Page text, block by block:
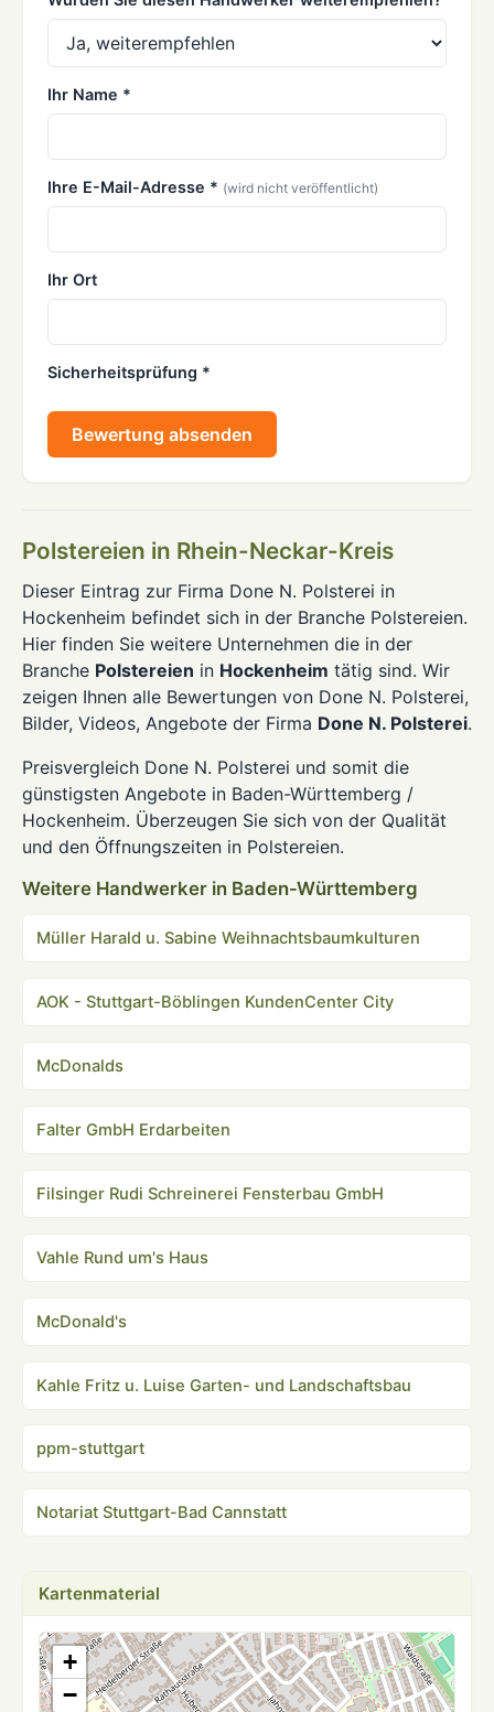
Ihr Name *
Ihre E-Mail-Adresse * (wird nicht veröffentlicht)
Ihr Ort
Sicherheitsprüfung *
Bewertung absenden
Polstereien in Rhein-Neckar-Kreis
Dieser Eintrag zur Firma Done N. Polsterei in
Hockenheim befindet sich in der Branche Polstereien.
Hier finden Sie weitere Unternehmen die in der
Branche Polstereien in Hockenheim tätig sind. Wir
zeigen Ihnen alle Bewertungen von Done N. Polsterei,
Bilder, Videos, Angebote der Firma Done N. Polsterei.
Preisvergleich Done N. Polsterei und somit die
günstigsten Angebote in Baden-Württemberg /
Hockenheim. Überzeugen Sie sich von der Qualität
und den Öffnungszeiten in Polstereien.
Weitere Handwerker in Baden-Württemberg
Müller Harald u. Sabine Weihnachtsbaumkulturen
AOK - Stuttgart-Böblingen KundenCenter City
McDonalds
Falter GmbH Erdarbeiten
Filsinger Rudi Schreinerei Fensterbau GmbH
Vahle Rund um's Haus
McDonald's
Kahle Fritz u. Luise Garten- und Landschaftsbau
ppm-stuttgart
Notariat Stuttgart-Bad Cannstatt
Kartenmaterial
+
−